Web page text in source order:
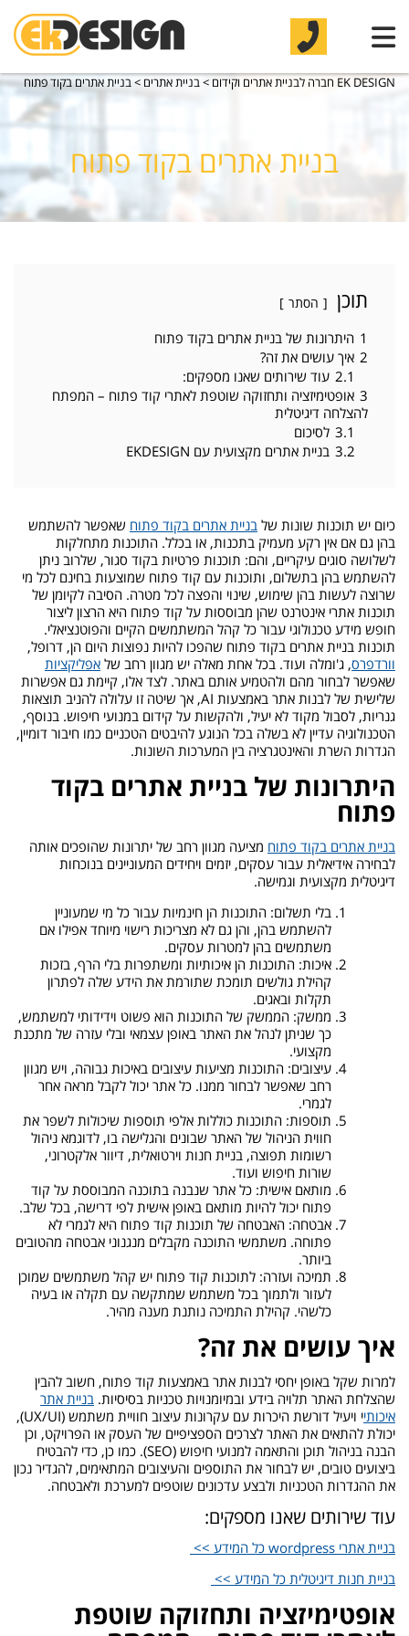
EK DESIGN חברה לבניית אתרים וקידום >בניית אתרים >בניית אתרים בקוד פתוח
בניית אתרים בקוד פתוח
תוכן הסתר
1 היתרונות של בניית אתרים בקוד פתוח
2 איך עושים את זה?
2.1 עוד שירותים שאנו מספקים:
3 אופטימיזציה ותחזוקה שוטפת לאתרי קוד פתוח – המפתח
להצלחה דיגיטלית
3.1 לסיכום
3.2 בניית אתרים מקצועית עם EKDESIGN
כיום יש תוכנות שונות של בניית אתרים בקוד פתוח שאפשר להשתמש
בהן גם אם אין רקע מעמיק בתכנות, או בכלל. התוכנות מתחלקות
לשלושה סוגים עיקריים, והם: תוכנות פרטיות בקוד סגור, שלרוב ניתן
להשתמש בהן בתשלום, ותוכנות עם קוד פתוח שמוצעות בחינם לכל מי
שרוצה לעשות בהן שימוש, שינוי והפצה לכל מטרה. הסיבה לקיומן של
תוכנות אתרי אינטרנט שהן מבוססות על קוד פתוח היא הרצון ליצור
חופש מידע טכנולוגי עבור כל קהל המשתמשים הקיים והפוטנציאלי.
תוכנות בניית אתרים בקוד פתוח שהפכו להיות נפוצות היום הן, דרופל,
וורדפרס, ג'ומלה ועוד. בכל אחת מאלה יש מגוון רחב של אפליקציות
שאפשר לבחור מהם ולהטמיע אותם באתר. לצד אלו, קיימת גם אפשרות
שלישית של לבנות אתר באמצעות AI, אך שיטה זו עלולה להניב תוצאות
גנריות, לסבול מקוד לא יעיל, ולהקשות על קידום במנועי חיפוש. בנוסף,
הטכנולוגיה עדיין לא בשלה בכל הנוגע להיבטים הטכניים כמו חיבור דומיין,
הגדרות השרת והאינטגרציה בין המערכות השונות.
היתרונות של בניית אתרים בקוד
פתוח
בניית אתרים בקוד פתוח מציעה מגוון רחב של יתרונות שהופכים אותה
לבחירה אידיאלית עבור עסקים, יזמים ויחידים המעוניינים בנוכחות
דיגיטלית מקצועית וגמישה.
בלי תשלום: התוכנות הן חינמיות עבור כל מי שמעוניין
להשתמש בהן, והן גם לא מצריכות רישוי מיוחד אפילו אם
משתמשים בהן למטרות עסקים.
איכות: התוכנות הן איכותיות ומשתפרות בלי הרף, בזכות
קהילת גולשים תומכת שתורמת את הידע שלה לפתרון
תקלות ובאגים.
ממשק: הממשק של התוכנות הוא פשוט וידידותי למשתמש,
כך שניתן לנהל את האתר באופן עצמאי ובלי עזרה של מתכנת
מקצועי.
עיצובים: התוכנות מציעות עיצובים באיכות גבוהה, ויש מגוון
רחב שאפשר לבחור ממנו. כל אתר יכול לקבל מראה אחר
לגמרי.
תוספות: התוכנות כוללות אלפי תוספות שיכולות לשפר את
חווית הניהול של האתר שבונים והגלישה בו, לדוגמא ניהול
רשומות תפוצה, בניית חנות וירטואלית, דיוור אלקטרוני,
שורות חיפוש ועוד.
מותאם אישית: כל אתר שנבנה בתוכנה המבוססת על קוד
פתוח יכול להיות מותאם באופן אישית לפי דרישה, בכל שלב.
אבטחה: האבטחה של תוכנות קוד פתוח היא לגמרי לא
פתוחה. משתמשי התוכנה מקבלים מנגנוני אבטחה מהטובים
ביותר.
תמיכה ועזרה: לתוכנות קוד פתוח יש קהל משתמשים שמוכן
לעזור ולתמוך בכל משתמש שמתקשה עם תקלה או בעיה
כלשהי. קהילת התמיכה נותנת מענה מהיר.
איך עושים את זה?
למרות שקל באופן יחסי לבנות אתר באמצעות קוד פתוח, חשוב להבין
שהצלחת האתר תלויה בידע ובמיומנויות טכניות בסיסיות. בניית אתר
איכותי
י ויעיל דורשת היכרות עם עקרונות עיצוב חוויית משתמש (UX/UI),
יכולת להתאים את האתר לצרכים הספציפיים של העסק או הפרויקט, וכן
הבנה בניהול תוכן והתאמה למנועי חיפוש (SEO). כמו כן, כדי להבטיח
ביצועים טובים, יש לבחור את התוספים והעיצובים המתאימים, להגדיר נכון
את ההגדרות הטכניות ולבצע עדכונים שוטפים למערכת ולאבטחה.
עוד שירותים שאנו מספקים:
בניית אתרי wordpress כל המידע >>
בניית חנות דיגיטלית כל המידע >>
אופטימיזציה ותחזוקה שוטפת